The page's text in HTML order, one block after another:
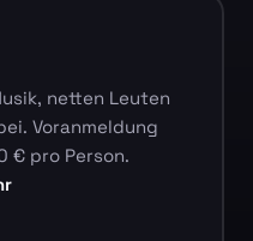
netten Leuten
Voranmeldung
€ pro Person.